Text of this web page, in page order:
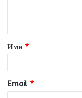
т
а
й
Имя *
Email *